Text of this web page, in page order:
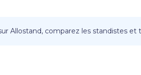
Allostand, comparez les standistes et